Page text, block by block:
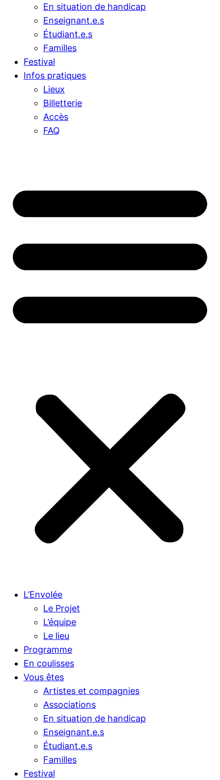
En situation de handicap
Enseignant.e.s
Étudiant.e.s
Familles
Festival
Infos pratiques
Lieux
Billetterie
Accès
FAQ
L’Envolée
Le Projet
L’équipe
Le lieu
Programme
En coulisses
Vous êtes
Artistes et compagnies
Associations
En situation de handicap
Enseignant.e.s
Étudiant.e.s
Familles
Festival